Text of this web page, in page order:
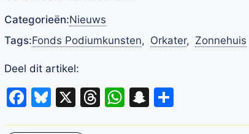
Categorieën:Nieuws
Tags:Fonds Podiumkunsten, Orkater, Zonnehuis
Deel dit artikel:
Facebook
Bluesky
X Threads
WhatsApp
Snapchat